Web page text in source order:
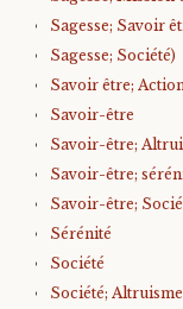
Sagesse; Savoir
Sagesse; Société)
Savoir être;
Savoir-être
Savoir-être;
Savoir-être;
Savoir-être;
Sérénité
Société
Société; Altruisme